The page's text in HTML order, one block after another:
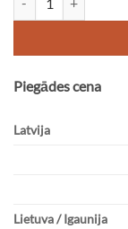
Piegādes cena
Latvija
Lietuva / Igaunija